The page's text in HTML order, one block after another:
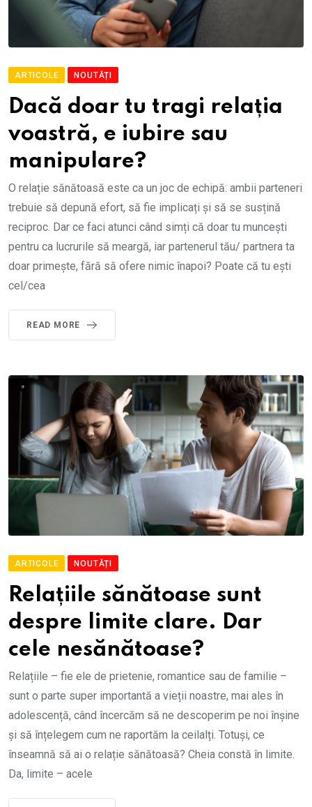
ARTICOLE NOUTĂȚI
Dacă doar tu tragi relația
voastră, e iubire sau
manipulare?
O relație sănătoasă este ca un joc de echipă: ambii parteneri
trebuie să depună efort, să fie implicați și să se susțină
reciproc. Dar ce faci atunci când simți că doar tu muncești
pentru ca lucrurile să meargă, iar partenerul tău/ partnera ta
doar primește, fără să ofere nimic înapoi? Poate că tu ești
cel/cea
READ MORE
ARTICOLE NOUTĂȚI
Relațiile sănătoase sunt
despre limite clare. Dar
cele nesănătoase?
Relațiile – fie ele de prietenie, romantice sau de familie –
sunt o parte super importantă a vieții noastre, mai ales în
adolescență, când încercăm să ne descoperim pe noi înșine
și să înțelegem cum ne raportăm la ceilalți. Totuși, ce
înseamnă să ai o relație sănătoasă? Cheia constă în limite.
Da, limite – acele